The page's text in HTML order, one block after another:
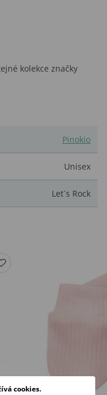
kolekce značky
Pinokio
Unisex
Let´s Rock
cookies.